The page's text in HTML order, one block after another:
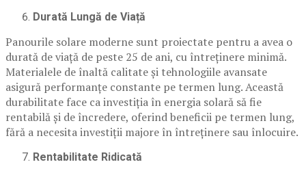
Durată Lungă de Viață
Panourile solare moderne sunt proiectate pentru a avea o
durată de viață de peste 25 de ani, cu întreținere minimă.
Materialele de înaltă calitate și tehnologiile avansate
asigură performanțe constante pe termen lung. Această
durabilitate face ca investiția în energia solară să fie
rentabilă și de încredere, oferind beneficii pe termen lung,
fără a necesita investiții majore în întreținere sau înlocuire.
Rentabilitate Ridicată